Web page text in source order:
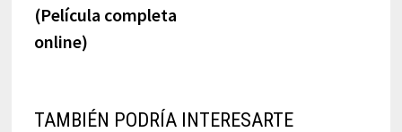
(Película completa
online)
TAMBIÉN PODRÍA INTERESARTE